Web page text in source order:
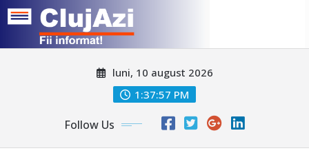
luni, 10 august 2026
1:37:59 PM
Follow Us